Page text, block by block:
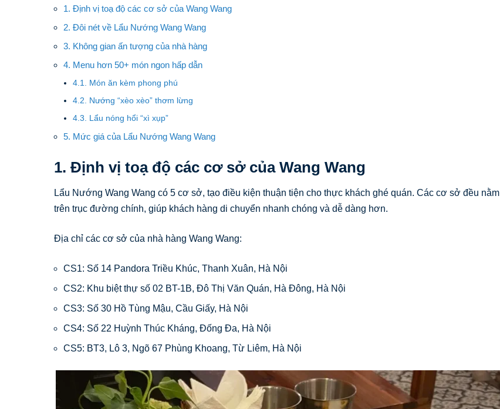
1. Định vị toạ độ các cơ sở của Wang Wang
2. Đôi nét về Lẩu Nướng Wang Wang
3. Không gian ấn tượng của nhà hàng
4. Menu hơn 50+ món ngon hấp dẫn
4.1. Món ăn kèm phong phú
4.2. Nướng “xèo xèo” thơm lừng
4.3. Lẩu nóng hổi “xì xụp”
5. Mức giá của Lẩu Nướng Wang Wang
1. Định vị toạ độ các cơ sở của Wang Wang
Lẩu Nướng Wang Wang có 5 cơ sở, tạo điều kiện thuận tiện cho thực khách ghé quán. Các cơ sở đều nằm
trên trục đường chính, giúp khách hàng di chuyển nhanh chóng và dễ dàng hơn.
Địa chỉ các cơ sở của nhà hàng Wang Wang:
CS1: Số 14 Pandora Triều Khúc, Thanh Xuân, Hà Nội
CS2: Khu biệt thự số 02 BT-1B, Đô Thị Văn Quán, Hà Đông, Hà Nội
CS3: Số 30 Hồ Tùng Mậu, Cầu Giấy, Hà Nội
CS4: Số 22 Huỳnh Thúc Kháng, Đống Đa, Hà Nội
CS5: BT3, Lô 3, Ngõ 67 Phùng Khoang, Từ Liêm, Hà Nội